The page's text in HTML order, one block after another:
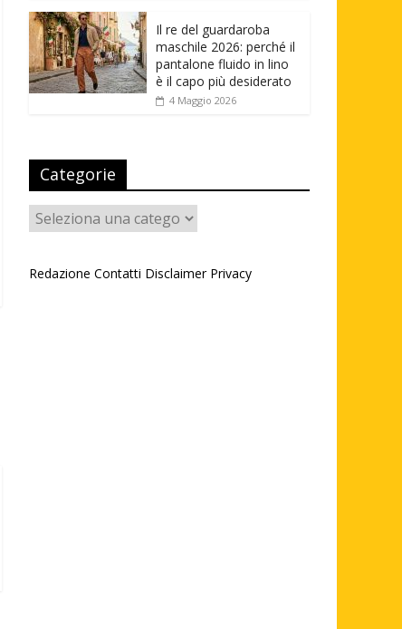
Il re del guardaroba
maschile 2026: perché il
pantalone fluido in lino
è il capo più desiderato
4 Maggio 2026
Categorie
Categorie
Redazione Contatti Disclaimer Privacy